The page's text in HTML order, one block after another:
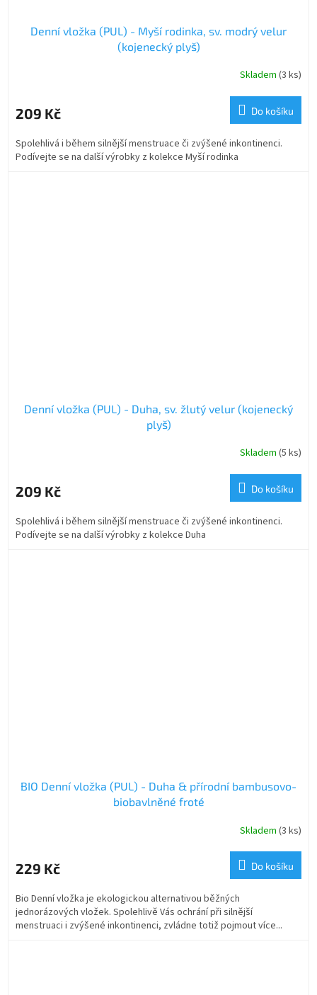
Denní vložka (PUL) - Myší rodinka, sv. modrý velur
(kojenecký plyš)
Skladem (3 ks)
209 Kč Do košíku
Spolehlivá i během silnější menstruace či zvýšené inkontinenci.
Podívejte se na další výrobky z kolekce Myší rodinka
Denní vložka (PUL) - Duha, sv. žlutý velur (kojenecký
plyš)
Skladem (5 ks)
209 Kč Do košíku
Spolehlivá i během silnější menstruace či zvýšené inkontinenci.
Podívejte se na další výrobky z kolekce Duha
BIO Denní vložka (PUL) - Duha & přírodní bambusovo-
biobavlněné froté
Skladem (3 ks)
229 Kč Do košíku
Bio Denní vložka je ekologickou alternativou běžných
jednorázových vložek. Spolehlivě Vás ochrání při silnější
menstruaci i zvýšené inkontinenci, zvládne totiž pojmout více...